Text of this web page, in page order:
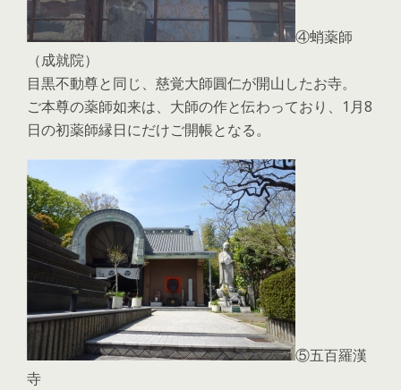
④蛸薬師
（成就院）
目黒不動尊と同じ、慈覚大師圓仁が開山したお寺。
ご本尊の薬師如来は、大師の作と伝わっており、1月8
日の初薬師縁日にだけご開帳となる。
⑤五百羅漢
寺